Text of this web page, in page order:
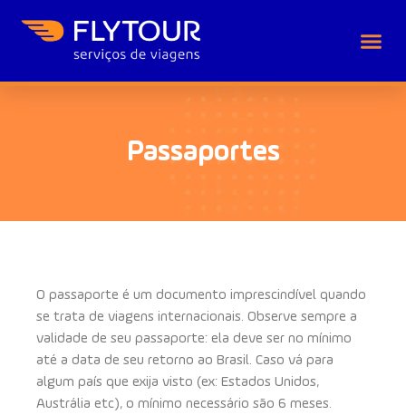
Passaportes
O passaporte é um documento imprescindível quando
se trata de viagens internacionais. Observe sempre a
validade de seu passaporte: ela deve ser no mínimo
até a data de seu retorno ao Brasil. Caso vá para
algum país que exija visto (ex: Estados Unidos,
Austrália etc), o mínimo necessário são 6 meses.